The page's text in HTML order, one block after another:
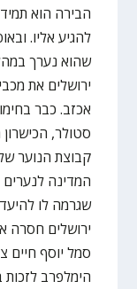
הבירה הוא
להגיע אליו.
שהוא נערך
ירושלים את
אכזב. כבר
המדינה
שגרמה לו
ירושלים חסרה
סמל יוסף חיים
הימלפרב